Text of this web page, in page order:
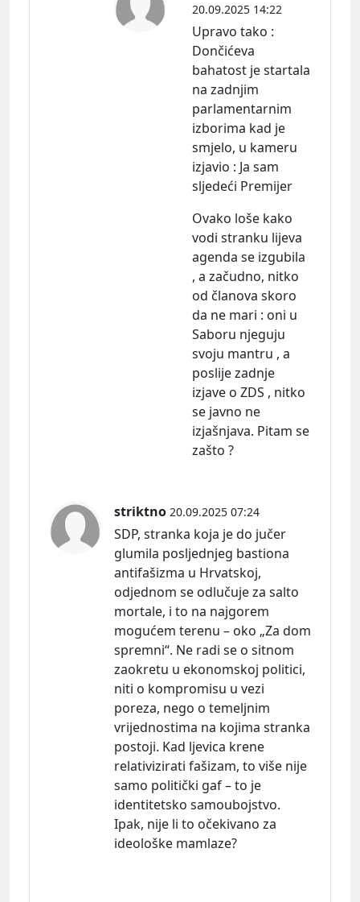
20.09.2025 14:22
Upravo tako :
Dončićeva
bahatost je startala
na zadnjim
parlamentarnim
izborima kad je
smjelo, u kameru
izjavio : Ja sam
sljedeći Premijer
Ovako loše kako
vodi stranku lijeva
agenda se izgubila
, a začudno, nitko
od članova skoro
da ne mari : oni u
Saboru njeguju
svoju mantru , a
poslije zadnje
izjave o ZDS , nitko
se javno ne
izjašnjava. Pitam se
zašto ?
striktno 20.09.2025 07:24
SDP, stranka koja je do jučer
glumila posljednjeg bastiona
antifašizma u Hrvatskoj,
odjednom se odlučuje za salto
mortale, i to na najgorem
mogućem terenu – oko „Za dom
spremni“. Ne radi se o sitnom
zaokretu u ekonomskoj politici,
niti o kompromisu u vezi
poreza, nego o temeljnim
vrijednostima na kojima stranka
postoji. Kad ljevica krene
relativizirati fašizam, to više nije
samo politički gaf – to je
identitetsko samoubojstvo.
Ipak, nije li to očekivano za
ideološke mamlaze?